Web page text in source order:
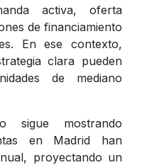
activa, oferta
de financiamiento
En ese contexto,
clara pueden
de mediano
sigue mostrando
en Madrid han
proyectando un